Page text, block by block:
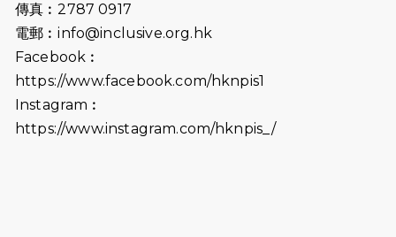
2026-06-25
（19:00開始）
2026-06-18
猛龍長跑隊恆常練習 - 6月18日
2026-06-11
猛龍長跑隊恆常練習 - 6月11日（19:00
傳真︰2787 0917
電郵︰info@inclusive.org.hk
Facebook︰
https://www.facebook.com/hknpis1
Instagram︰
https://www.instagram.com/hknpis_/